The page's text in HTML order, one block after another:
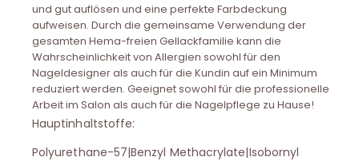
und gut auflösen und eine perfekte Farbdeckung
aufweisen. Durch die gemeinsame Verwendung der
gesamten Hema-freien Gellackfamilie kann die
Wahrscheinlichkeit von Allergien sowohl für den
Nageldesigner als auch für die Kundin auf ein Minimum
reduziert werden. Geeignet sowohl für die professionelle
Arbeit im Salon als auch für die Nagelpflege zu Hause!
Hauptinhaltstoffe:
Polyurethane-57|Benzyl Methacrylate|Isobornyl